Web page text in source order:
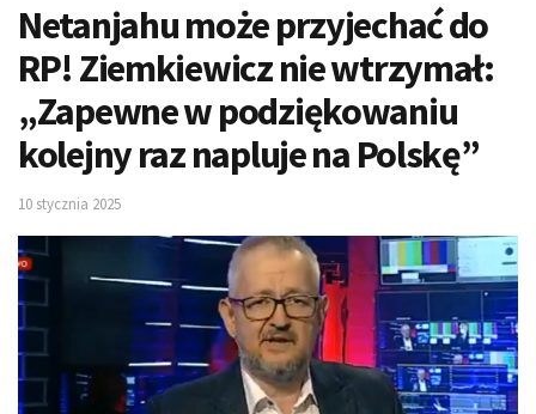
Netanjahu może przyjechać do
RP! Ziemkiewicz nie wtrzymał:
„Zapewne w podziękowaniu
kolejny raz napluje na Polskę”
10 stycznia 2025